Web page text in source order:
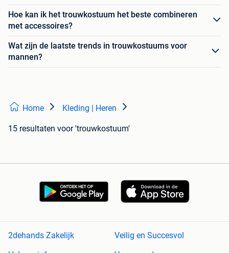
Hoe kan ik het trouwkostuum het beste combineren
met accessoires?
Wat zijn de laatste trends in trouwkostuums voor
mannen?
Home Kleding | Heren
15 resultaten voor 'trouwkostuum'
2dehands Zakelijk
Veilig en Succesvol